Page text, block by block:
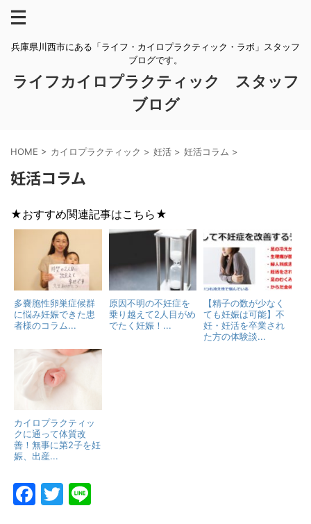
兵庫県川西市にある「ライフ・カイロプラクティック・ラボ」スタッフ
ブログです。
ライフカイロプラクティック スタッフ
ブログ
HOME > カイロプラクティック > 妊活 > 妊活コラム >
妊活コラム
★おすすめ関連記事はこちら★
多嚢胞性卵巣症候群
に悩み妊娠できた患
者様のコラム...
原因不明の不妊症を
乗り越えて2人目がめ
でたく妊娠！...
【精子の数が少なく
ても妊娠は可能】不
妊・妊活を卒業され
た方の体験談...
カイロプラクティッ
クに通って体質改
善！無事に第2子を妊
娠、出産...
F
T